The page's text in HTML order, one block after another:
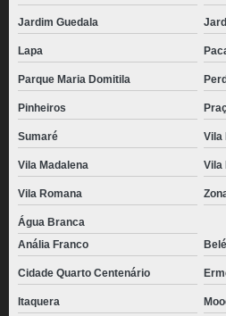
Jardim Guedala
Lapa
Parque Maria Domitila
Pinheiros
Sumaré Vila
Vila Madalena Vila
Vila Romana
Água Branca
Anália Franco
Cidade Quarto Centenário
Itaquera